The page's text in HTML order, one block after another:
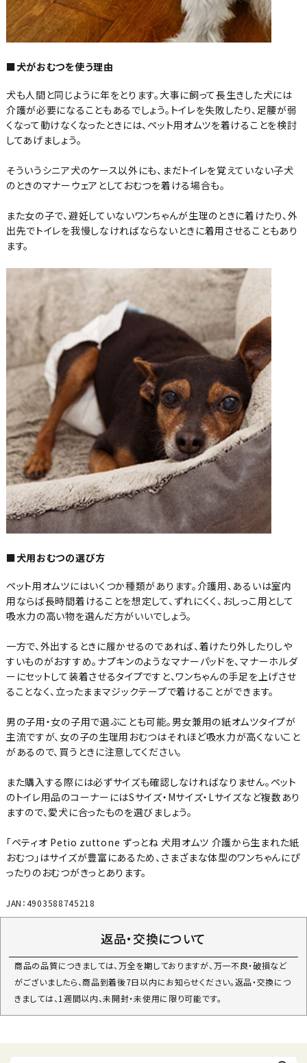
■犬がおむつを使う理由
犬も人間と同じように年をとります。大事に飼って長生きした犬には
介護が必要になることもあるでしょう。トイレを失敗したり、足腰が弱
くなって動けなくなったときには、ペット用オムツを着けることを検討
してあげましょう。
そういうシニア犬のケース以外にも、まだトイレを覚えていない子犬
のときのマナーウェアとしておむつを着ける場合も。
また女の子で、避妊していないワンちゃんが生理のときに着けたり、外
出先でトイレを我慢しなければならないときに着用させることもあり
ます。
■犬用おむつの選び方
ペット用オムツにはいくつか種類があります。介護用、あるいは室内
用ならば長時間着けることを想定して、ずれにくく、おしっこ用として
吸水力の高い物を選んだ方がいいでしょう。
一方で、外出するときに履かせるのであれば、着けたり外したりしや
すいものがおすすめ。ナプキンのようなマナーパッドを、マナーホルダ
ーにセットして装着させるタイプですと、ワンちゃんの手足を上げさせ
ることなく、立ったままマジックテープで着けることができます。
男の子用・女の子用で選ぶことも可能。男女兼用の紙オムツタイプが
主流ですが、女の子の生理用おむつはそれほど吸水力が高くないこと
があるので、買うときに注意してください。
また購入する際には必ずサイズも確認しなければなりません。ペット
のトイレ用品のコーナーにはSサイズ・Mサイズ・Lサイズなど複数あり
ますので、愛犬に合ったものを選びましょう。
「ペティオ Petio zuttone ずっとね 犬用オムツ 介護から生まれた紙
おむつ」はサイズが豊富にあるため、さまざまな体型のワンちゃんにぴ
ったりのおむつがきっとあります。
JAN：4903588745218
返品・交換について
商品の品質につきましては、万全を期しておりますが、万一不良・破損など
がございましたら、商品到着後7日以内にお知らせください。返品・交換につ
きましては、1週間以内、未開封・未使用に限り可能です。